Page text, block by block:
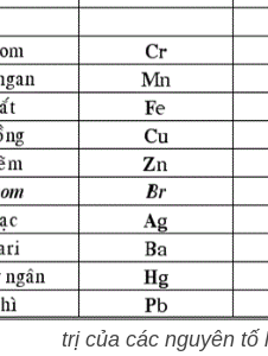
trị của các nguyên tố